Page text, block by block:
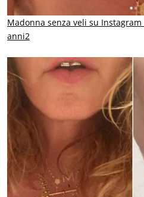
Madonna senza veli su
anni2